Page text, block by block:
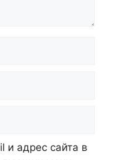
и адрес сайта в